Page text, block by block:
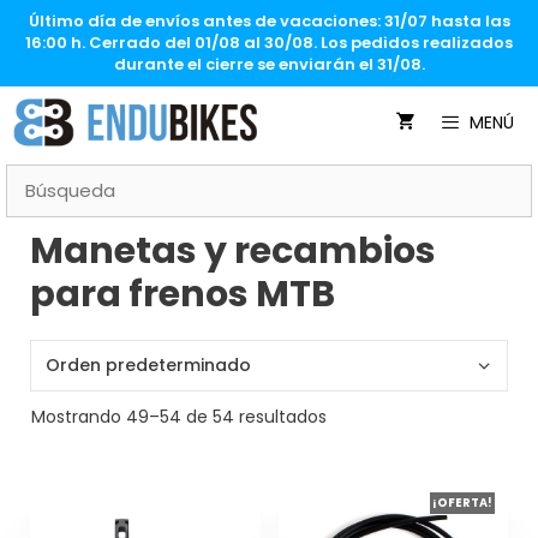
SaltarÚltimo día de envíos antes de vacaciones: 31/07 hasta las
16:00 h. Cerrado del 01/08 al 30/08. Los pedidos realizados
durante el cierre se enviarán el 31/08.
MENÚ
Manetas y recambios
para frenos MTB
Mostrando 49–54 de 54 resultados
producto
¡OFERTA!
producto